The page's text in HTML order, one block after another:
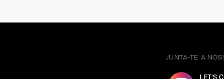
JUNTA-TE A NÓS!